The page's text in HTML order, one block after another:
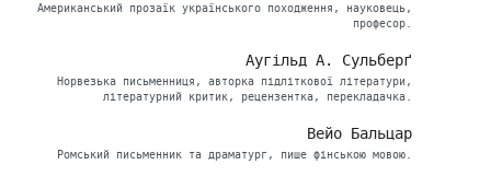
Американський прозаїк українського походження, науковець,
професор.
Аугільд А. Сульберґ
Норвезька письменниця, авторка підліткової літератури,
літературний критик, рецензентка, перекладачка.
Вейо Бальцар
Ромський письменник та драматург, пише фінською мовою.